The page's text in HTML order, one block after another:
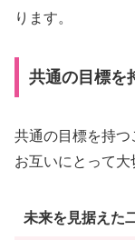
ります。
共通の目標を
共通の目標を持つ
お互いにとって大
未来を見据えた